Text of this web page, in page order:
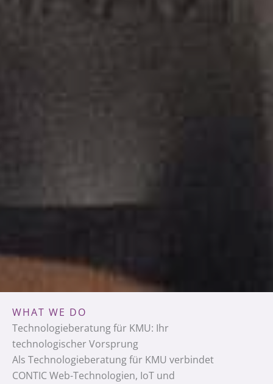
WHAT WE DO
Technologieberatung für KMU: Ihr
technologischer Vorsprung
Als Technologieberatung für KMU verbindet
CONTIC Web-Technologien, IoT und